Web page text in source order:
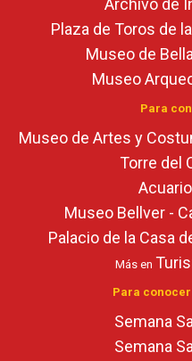
Archivo de
Plaza de Toros de
Museo de
Museo
Para
Museo de Artes y
Torre del
Museo Bellver -
Palacio de la Casa
Más en
Para conocer
Semana
Semana